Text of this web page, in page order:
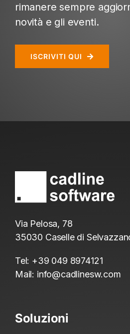
rimanere sempre
novità e gli eventi.
ISCRIVITI QUI
Via Pelosa, 78
35030 Caselle di
Tel: +39 049 8974121
Mail: info@cadlinesw.com
Soluzioni